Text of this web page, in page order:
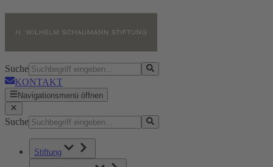
Suche
KONTAKT
Navigationsmenü öffnen
Suche
Stiftung